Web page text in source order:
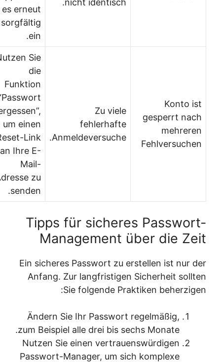
nicht identisch.
es erneut
sorgfältig
ein.
Konto ist
gesperrt nach
mehreren
Fehlversuchen
Zu viele
fehlerhafte
Anmeldeversuche.
Nutzen Sie
die
Funktion
“Passwort
vergessen”,
um einen
Reset-Link
an Ihre E-
Mail-
Adresse zu
senden.
Tipps für sicheres Passwort-
Management über die Zeit
Ein sicheres Passwort zu erstellen ist nur der
Anfang. Zur langfristigen Sicherheit sollten
Sie folgende Praktiken beherzigen:
Ändern Sie Ihr Passwort regelmäßig,
zum Beispiel alle drei bis sechs Monate.
Nutzen Sie einen vertrauenswürdigen
Passwort-Manager, um sich komplexe